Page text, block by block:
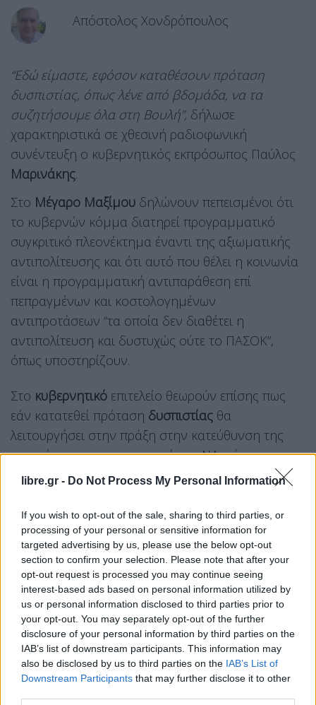
libre.gr - Do Not Process My Personal Information
If you wish to opt-out of the sale, sharing to third parties, or
processing of your personal or sensitive information for
targeted advertising by us, please use the below opt-out
section to confirm your selection. Please note that after your
opt-out request is processed you may continue seeing
interest-based ads based on personal information utilized by
us or personal information disclosed to third parties prior to
your opt-out. You may separately opt-out of the further
disclosure of your personal information by third parties on the
IAB’s list of downstream participants. This information may
also be disclosed by us to third parties on the IAB’s List of
Downstream Participants that may further disclose it to other
Απόστολος Χονδρόπουλος
“Εδώ είμαστε, εφόσον καταθέσουν πρόταση
δυσπιστίας, όπως λένε από βδομάδα, να τα
συζητήσουμε όλα στη Βουλή”, δήλωσε
χαρακτηριστικά σε χθεσινή ραδιοφωνική
συνέντευξη ο κυβερνητικός εκπρόσωπος Παύλος
Μαρινάκης.
Στο Μέγαρο Μαξίμου δηλώνουν πεπεισμένοι ότι
το κυβερνών κόμμα διατηρεί προγραμματικό
συγκριτικό πλεονέκτημα έναντι της αξιωματικής
αντιπολίτευσης και ότι αυτό που θέλει η κοινωνία
είναι η προγραμματική αντιπαράθεση επί
πεπραγμένων και κοστολογημένων
αντιπροτάσεων “τα οποία δεν διαθέτει η
αντιπολίτευση και δυστυχώς ούτε το ΠΑΣΟΚ”,
όπως υποστηρίζουν.
Στο κυβερνητικό επιτελείο θεωρούν επίσης πως
εάν κατατεθεί πρόταση δυσπιστίας θα
λειτουργήσει στην πράξη στην κατεύθυνση της
συσπείρωσης στο εσωτερικό της ΝΔ, κάτι που
αποτελεί και βασικό ζητούμενο καθώς
προεκλογικής περιόδου, είτε οι κάλπες στηθούν το
2027, όπως διαβεβαιώνει ο πρωθυπουργός, είτε το
φθινόπωρο του 2026, όπως αρκετοί εξακολουθούν
να θεωρούν πιθανό.
Ειδικά μάλιστα για τα περί συνοχής στην
Κοινοβουλευτική Ομάδα τηςΝΔ, σημειώνουν πως
“θα αποδειχθεί, για άλλη μια φορά, ότι είναι η πιο
συνεκτική, συμπαγής, Κοινοβουλευτική Ομάδα για
κυβέρνηση δεύτερης τετραετίας”.